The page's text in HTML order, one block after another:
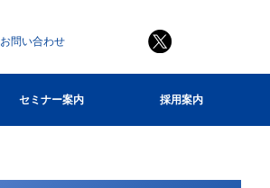
お問い合わせ
セミナー案内 採用案内